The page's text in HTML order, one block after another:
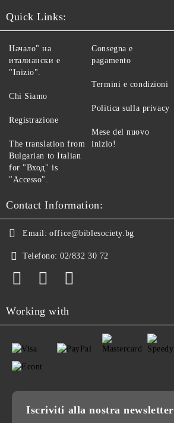
Quick Links:
Начало" на
италиански е
"Inizio".
Chi Siamo
Registrazione
The translation from
Bulgarian to Italian
for "Вход" is
"Accesso".
Consegna e
pagamento
Termini e condizioni
Politica sulla privacy
Mese del nuovo
inizio!
Contact Information:
Email: office@biblesociety.bg
Telefono: 02/832 30 72
Working with
Iscriviti alla nostra newsletter